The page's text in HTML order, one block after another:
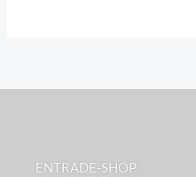
ENTRADE-SHOP